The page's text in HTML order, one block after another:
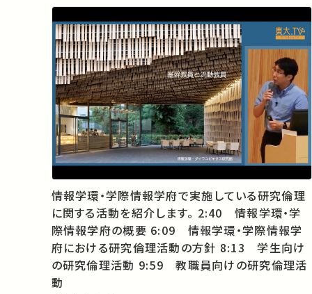
情報学環・学際情報学府で実施している研究倫理
に関する活動を紹介します。 2:40 情報学環・学
際情報学府の概要 6:09 情報学環・学際情報学
府における研究倫理活動の方針 8:13 学生向け
の研究倫理活動 9:59 教職員向けの研究倫理活
動